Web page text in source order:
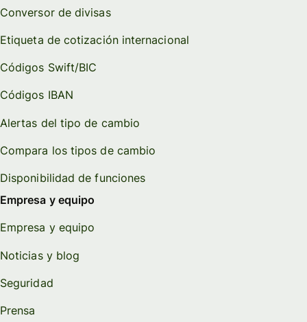
Conversor de divisas
Etiqueta de cotización internacional
Códigos Swift/BIC
Códigos IBAN
Alertas del tipo de cambio
Compara los tipos de cambio
Disponibilidad de funciones
Empresa y equipo
Empresa y equipo
Noticias y blog
Seguridad
Prensa